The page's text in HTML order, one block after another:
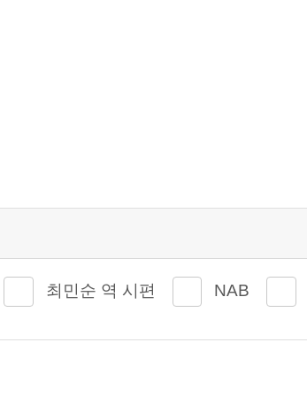
최민순 역 시편 NAB